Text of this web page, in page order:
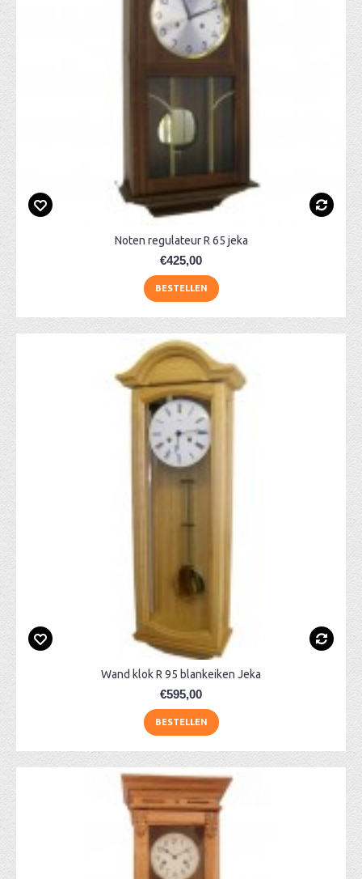
Noten regulateur R 65 jeka
€425,00
BESTELLEN
Wand klok R 95 blankeiken Jeka
€595,00
BESTELLEN